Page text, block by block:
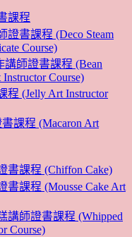
課程
書課程 (Deco Steam
Course)
師證書課程 (Bean
Course)
(Jelly Art Instructor
課程 (Macaron Art
書課程 (Chiffon Cake)
課程 (Mousse Cake Art
講師證書課程 (Whipped
Course)